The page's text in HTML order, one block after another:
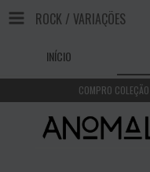
ROCK / VARIAÇÕES
INÍCIO
COMPRO